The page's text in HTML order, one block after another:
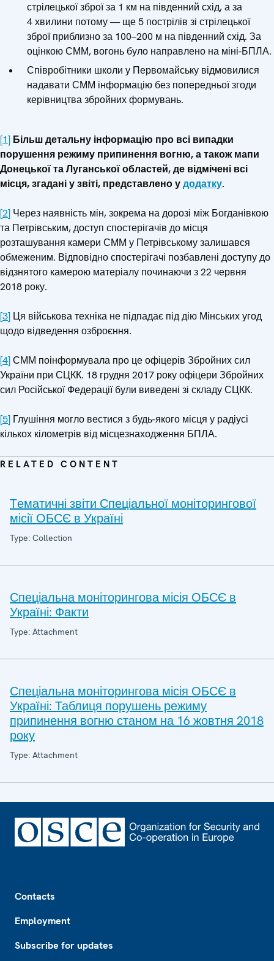
стрілецької зброї за 1 км на південний схід, а за
4 хвилини потому — ще 5 пострілів зі стрілецької
зброї приблизно за 100–200 м на південний схід. За
оцінкою СММ, вогонь було направлено на міні-БПЛА.
Співробітники школи у Первомайську відмовилися
надавати СММ інформацію без попередньої згоди
керівництва збройних формувань.
[1] Більш детальну інформацію про всі випадки
порушення режиму припинення вогню, а також мапи
Донецької та Луганської областей, де відмічені всі
місця, згадані у звіті, представлено удодатку.
[2] Через наявність мін, зокрема на дорозі між Богданівкою
та Петрівським, доступ спостерігачів до місця
розташування камери СММ у Петрівському залишався
обмеженим. Відповідно спостерігачі позбавлені доступу до
відзнятого камерою матеріалу починаючи з 22 червня
2018 року.
[3] Ця військова техніка не підпадає під дію Мінських угод
щодо відведення озброєння.
[4]СММ поінформувала про це офіцерів Збройних сил
України при СЦКК. 18 грудня 2017 року офіцери Збройних
сил Російської Федерації були виведені зі складу СЦКК.
[5] Глушіння могло вестися з будь-якого місця у радіусі
кількох кілометрів від місцезнаходження БПЛА.
RELATED CONTENT
Tематичні звіти Спеціальної моніторингової
місії ОБСЄ в Україні
Type: Collection
Спеціальна моніторингова місія ОБСЄ в
Україні: Факти
Type: Attachment
Спеціальна моніторингова місія ОБСЄ в
Україні: Таблиця порушень режиму
припинення вогню станом на 16 жовтня 2018
року
Type: Attachment
Contacts
Employment
Subscribe for updates